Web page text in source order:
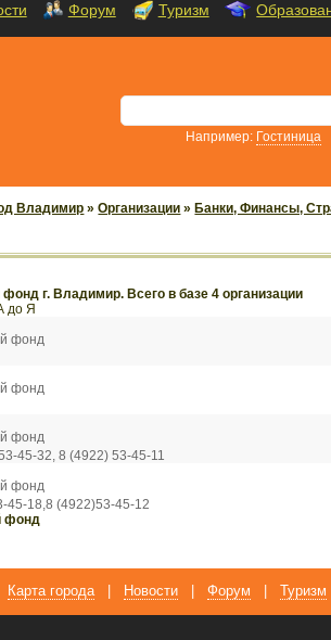
Форум Туризм
Например: Гостиница
Владимир »Организации » Банки, Финансы,
г. Владимир. Всего в базе 4 организации
до Я
фонд
фонд
фонд
45-32, 8 (4922) 53-45-11
фонд
45-18,8 (4922)53-45-12
фонд
Карта города Новости Форум Туризм